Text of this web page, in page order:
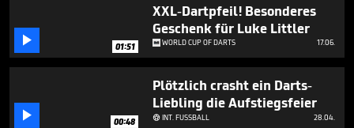
seconds
 01:51
XXL-Dartpfeil! Besonderes
Geschenk für Luke Littler
WORLD CUP OF DARTS 17.06.
 00:48
Plötzlich crasht ein Darts-
Liebling die Aufstiegsfeier
INT. FUSSBALL 28.04.